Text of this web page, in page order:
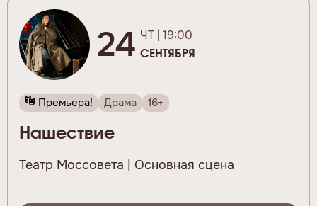
24 ЧТ | 19:00
СЕНТЯБРЯ
Премьера! Драма 16+
Нашествие
Театр Моссовета | Основная сцена